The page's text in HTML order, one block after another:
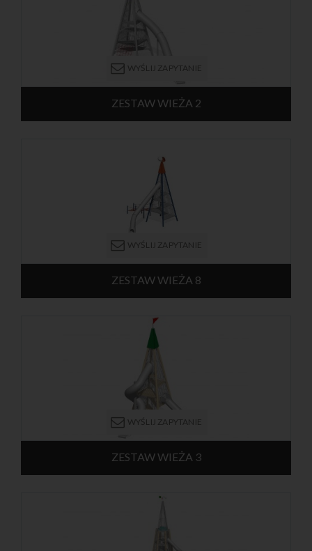
ZESTAW WIEŻA 2
zjechać zjeżdżalnią łukową. Na drugi poziom można się dostać
przy pomocy linowego trapu. Wewnątrz znajdują się drabinki,
które prowadzą na każdy poziom konstrukcji. Urządzenie
przeznaczone jest dla dzieci od 8 lat.
WYŚLIJ ZAPYTANIE
ZESTAW WIEŻA 8
stali galwanizowanej. Platformy są osłonięte stalowymi
panelami. Z najwyższego poziomu można zjechać zjeżdżalnią
łukową. Na drugi poziom można się dostać przy pomocy
drabinki. Urządzenie przeznaczone jest dla dzieci od 8 lat.
WYŚLIJ ZAPYTANIE
ZESTAW WIEŻA 3
kondygnacjach. Konstrukcja nośna składa się ze słupów
się drabinki które prowadzą na każdy poziom konstrukcji. Na
przeznaczone jest dla dzieci od 8 lat.
WYŚLIJ ZAPYTANIE